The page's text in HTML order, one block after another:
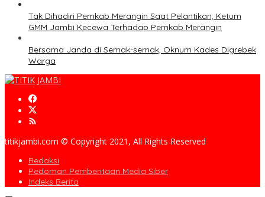
Tak Dihadiri Pemkab Merangin Saat Pelantikan, Ketum
GMM Jambi Kecewa Terhadap Pemkab Merangin
Bersama Janda di Semak-semak, Oknum Kades Digrebek
Warga
titikjambi.com © Copyright 2021, All Rights Reserved
Redaksi
Pedoman Pemberitaan Media Siber
Indeks Berita